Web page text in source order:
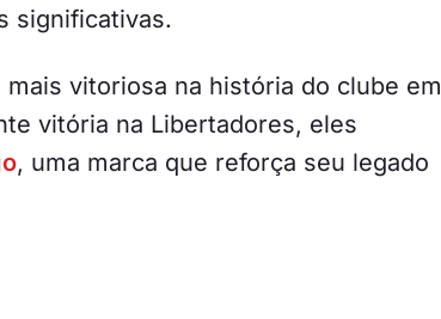
significativas.
vitoriosa na história do clube em
vitória na Libertadores, eles
, uma marca que reforça seu legado